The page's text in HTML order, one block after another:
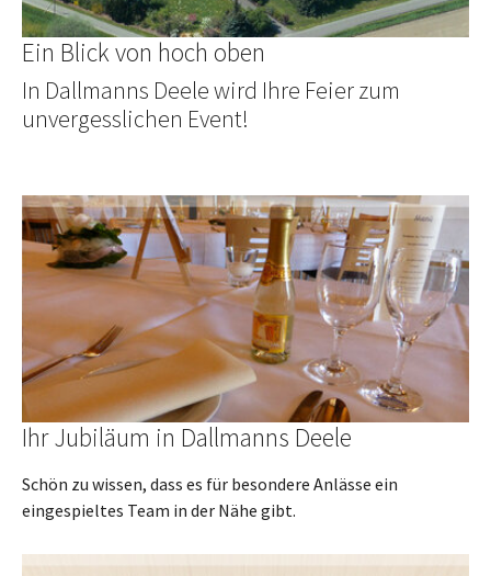
Ein Blick von hoch oben
In Dallmanns Deele wird Ihre Feier zum
unvergesslichen Event!
Ihr Jubiläum in Dallmanns Deele
Schön zu wissen, dass es für besondere Anlässe ein
eingespieltes Team in der Nähe gibt.